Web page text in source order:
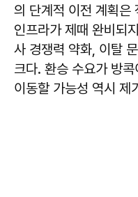
의 단계적 이전 계획은
인프라가 제때 완비되
사 경쟁력 약화, 이탈
크다. 환승 수요가 방
이동할 가능성 역시 제